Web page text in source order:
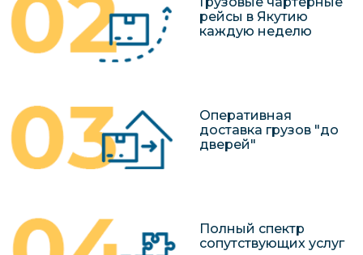
рейсы в Якутию
каждую неделю
Оперативная
доставка грузов "до
дверей"
Полный спектр
сопутствующих услуг